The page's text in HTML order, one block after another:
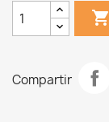

Compartir